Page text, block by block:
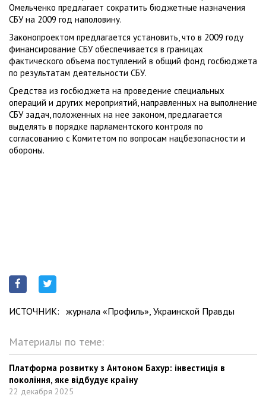
Омельченко предлагает сократить бюджетные назначения
СБУ на 2009 год наполовину.
Законопроектом предлагается установить, что в 2009 году
финансирование СБУ обеспечивается в границах
фактического объема поступлений в общий фонд госбюджета
по результатам деятельности СБУ.
Средства из госбюджета на проведение специальных
операций и других мероприятий, направленных на выполнение
СБУ задач, положенных на нее законом, предлагается
выделять в порядке парламентского контроля по
согласованию с Комитетом по вопросам нацбезопасности и
обороны.
ИСТОЧНИК: журнала «Профиль», Украинской Правды
Материалы по теме:
Платформа розвитку з Антоном Бахур: інвестиція в
покоління, яке відбудує країну
22 декабря 2025